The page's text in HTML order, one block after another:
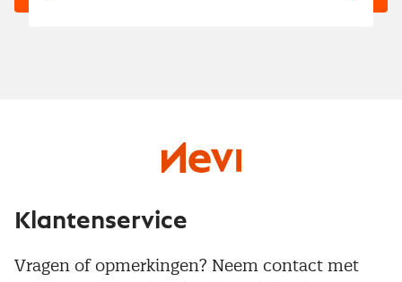
Klantenservice
Vragen of opmerkingen? Neem contact met